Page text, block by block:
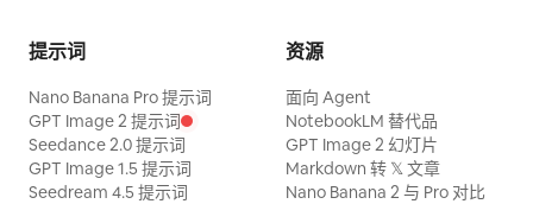
提示词
Nano Banana Pro 提示词
GPT Image 2 提示词
Seedance 2.0 提示词
GPT Image 1.5 提示词
Seedream 4.5 提示词
资源
面向 Agent
NotebookLM 替代品
GPT Image 2 幻灯片
Markdown 转 𝕏 文章
Nano Banana 2 与 Pro 对比